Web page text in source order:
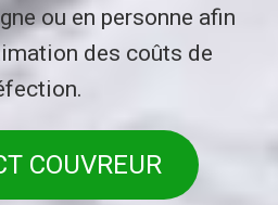
ou en personne afin
des coûts de
COUVREUR